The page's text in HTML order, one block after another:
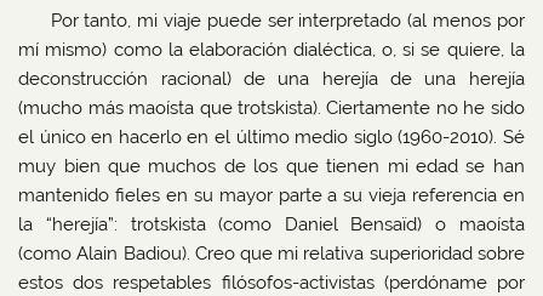
Por tanto, mi viaje puede ser interpretado (al menos por
mí mismo) como la elaboración dialéctica, o, si se quiere, la
deconstrucción racional) de una herejía de una herejía
(mucho más maoísta que trotskista). Ciertamente no he sido
el único en hacerlo en el último medio siglo (1960-2010). Sé
muy bien que muchos de los que tienen mi edad se han
mantenido fieles en su mayor parte a su vieja referencia en
la “herejía”: trotskista (como Daniel Bensaïd) o maoísta
(como Alain Badiou). Creo que mi relativa superioridad sobre
estos dos respetables filósofos-activistas (perdóname por